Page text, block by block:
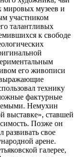
мировых музеев и
участником
талантливых
к свободе
его живописи
выражающие
технику
фактурные
Немухин
выставке», ставшей
Позже он
свое
арене.
галерее,